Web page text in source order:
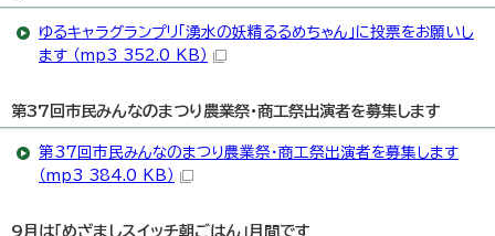
ゆるキャラグランプリ「湧水の妖精るるめちゃん」に投票をお願いし
ます （mp3 352.0 KB）
第37回市民みんなのまつり農業祭・商工祭出演者を募集します
第37回市民みんなのまつり農業祭・商工祭出演者を募集します
（mp3 384.0 KB）
9月は「めざましスイッチ朝ごはん」月間です